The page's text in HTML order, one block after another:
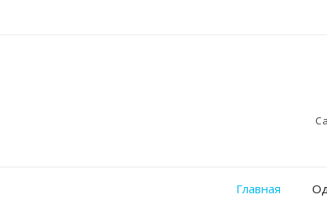
Главная